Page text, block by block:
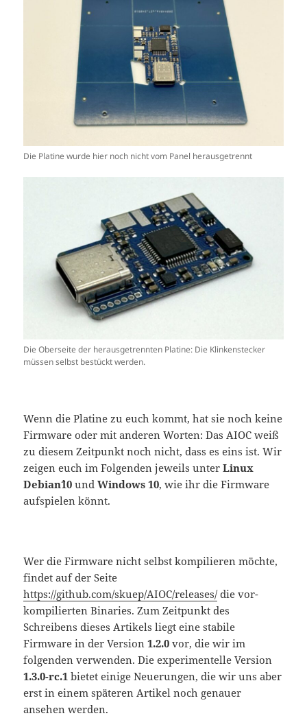
Die Platine wurde hier noch nicht vom Panel herausgetrennt
Die Oberseite der herausgetrennten Platine: Die Klinkenstecker
müssen selbst bestückt werden.
Wenn die Platine zu euch kommt, hat sie noch keine
Firmware oder mit anderen Worten: Das AIOC weiß
zu diesem Zeitpunkt noch nicht, dass es eins ist. Wir
zeigen euch im Folgenden jeweils unterLinux
Debian`10 undWindows 10, wie ihr die Firmware
aufspielen könnt.
Wer die Firmware nicht selbst kompilieren möchte,
findet auf der Seite
https://github.com/skuep/AIOC/releases/die vor-
kompilierten Binaries. Zum Zeitpunkt des
Schreibens dieses Artikels liegt eine stabile
Firmware in der Version1.2.0 vor, die wir im
folgenden verwenden. Die experimentelle Version
1.3.0-rc.1 bietet einige Neuerungen, die wir uns aber
erst in einem späteren Artikel noch genauer
ansehen werden.